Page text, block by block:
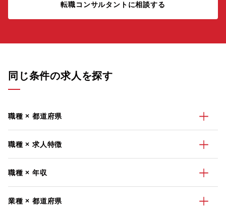
転職コンサルタントに相談する
同じ条件の求人を探す
職種 × 都道府県
職種 × 求人特徴
職種 × 年収
業種 × 都道府県